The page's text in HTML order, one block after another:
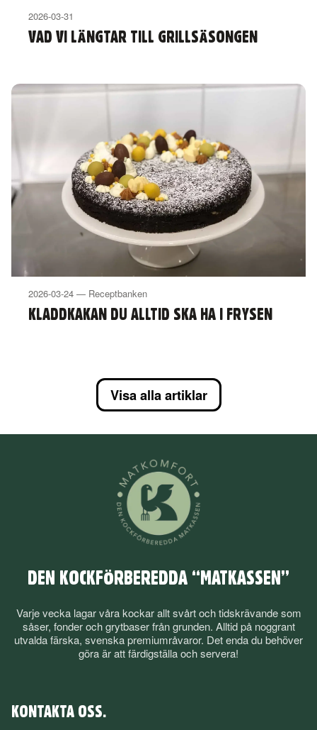
2026-03-31
VAD VI LÄNGTAR TILL GRILLSÄSONGEN
2026-03-24 — Receptbanken
KLADDKAKAN DU ALLTID SKA HA I FRYSEN
Visa alla artiklar
DEN KOCKFÖRBEREDDA “MATKASSEN”
Varje vecka lagar våra kockar allt svårt och tidskrävande som
såser, fonder och grytbaser från grunden. Alltid på noggrant
utvalda färska, svenska premiumråvaror. Det enda du behöver
göra är att färdigställa och servera!
KONTAKTA OSS.